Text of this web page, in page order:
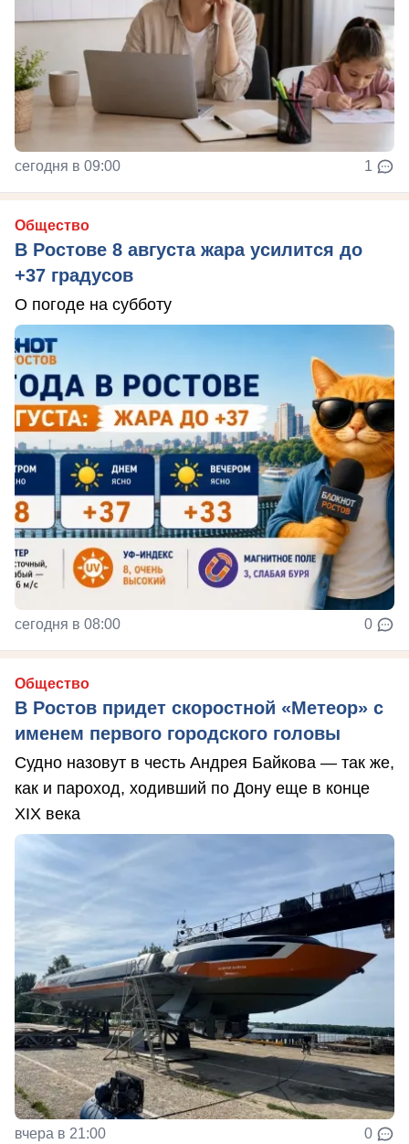
сегодня в 09:00 1
Общество
В Ростове 8 августа жара усилится до
+37 градусов
О погоде на субботу
сегодня в 08:00 0
Общество
В Ростов придет скоростной «Метеор» с
именем первого городского головы
Судно назовут в честь Андрея Байкова — так же,
как и пароход, ходивший по Дону еще в конце
XIX века
вчера в 21:00 0